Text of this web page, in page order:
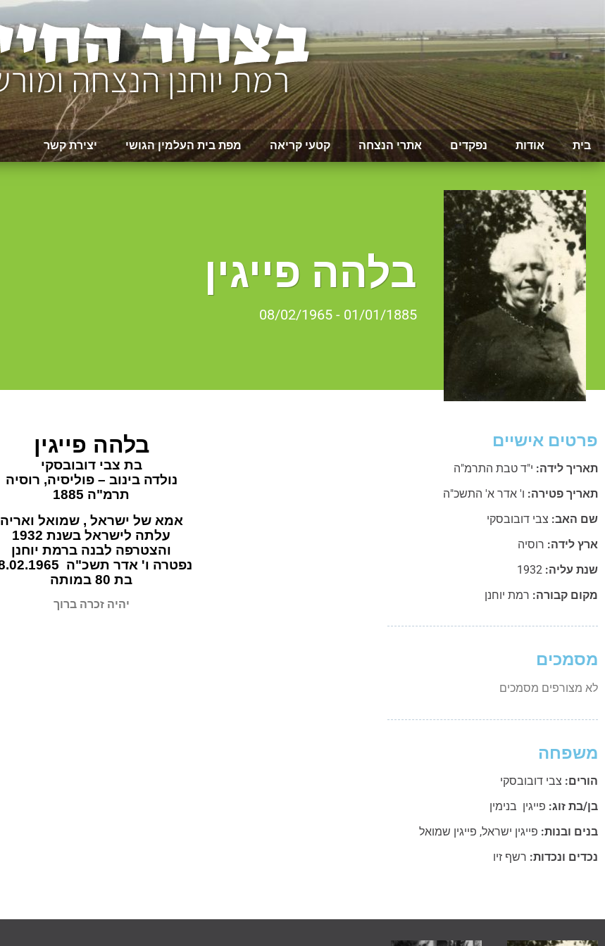
בית אודות נפקדים אתרי הנצחה קטעי קריאה מפת בית העלמין הגושי יצירת קשר
בלהה פייגין
01/01/1885 - 08/02/1965
פרטים אישיים
תאריך לידה: י"ד טבת התרמ"ה
תאריך פטירה: ו' אדר א' התשכ"ה
שם האב: צבי דובובסקי
ארץ לידה: רוסיה
שנת עליה: 1932
מקום קבורה: רמת יוחנן
מסמכים
לא מצורפים מסמכים
משפחה
הורים: צבי דובובסקי
בן/בת זוג: פייגין בנימין
בנים ובנות: פייגין ישראל, פייגין שמואל
נכדים ונכדות: רשף זיו
בלהה פייגין
בת צבי דובובסקי
נולדה בינוב – פוליסיה, רוסיה
תרמ"ה 1885
אמא של ישראל , שמואל ואריה
עלתה לישראל בשנת 1932
והצטרפה לבנה ברמת יוחנן
נפטרה ו' אדר תשכ"ה 08.02.1965
בת 80 במותה
יהיה זכרה ברוך